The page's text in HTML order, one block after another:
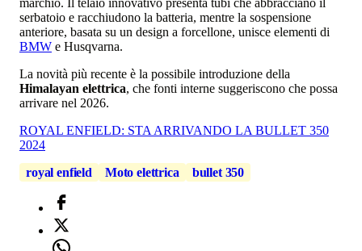
serbatoio e racchiudono la batteria, mentre la sospensione
anteriore, basata su un design a forcellone, unisce elementi di
BMW e Husqvarna.
La novità più recente è la possibile introduzione della
Himalayan elettrica, che fonti interne suggeriscono che possa
arrivare nel 2026.
ROYAL ENFIELD: STA ARRIVANDO LA BULLET 350
2024
royal enfield
Moto elettrica bullet 350